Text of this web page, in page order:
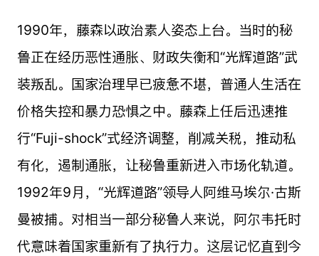
1990年，藤森以政治素人姿态上台。当时的秘
鲁正在经历恶性通胀、财政失衡和“光辉道路”武
装叛乱。国家治理早已疲惫不堪，普通人生活在
价格失控和暴力恐惧之中。藤森上任后迅速推
行“Fuji-shock”式经济调整，削减关税，推动私
有化，遏制通胀，让秘鲁重新进入市场化轨道。
1992年9月，“光辉道路”领导人阿维马埃尔·古斯
曼被捕。对相当一部分秘鲁人来说，阿尔韦托时
代意味着国家重新有了执行力。这层记忆直到今